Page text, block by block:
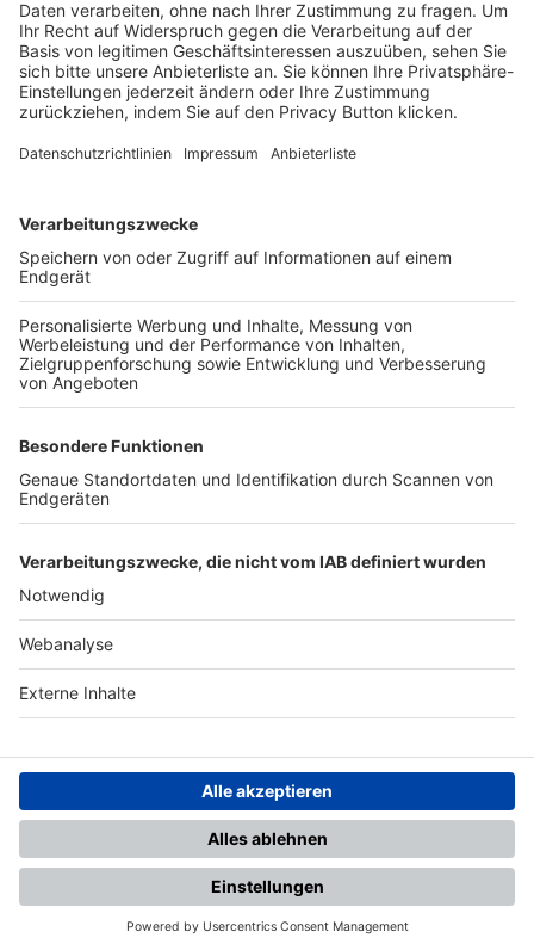
Trainerbörse
Login SpielPlus
FOLGE DEM BFV
TOP-VEREINE
TOP-PARTNER
Nutzungsbedingungen Datenschutz Impressum